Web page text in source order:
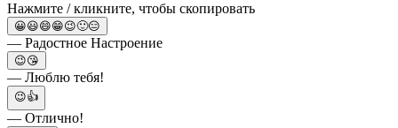
Нажмите / кликните, чтобы скопировать
😀😃😄😁😉🙂😑
— Радостное Настроение
😉😘
— Люблю тебя!
😉👍
— Отлично!